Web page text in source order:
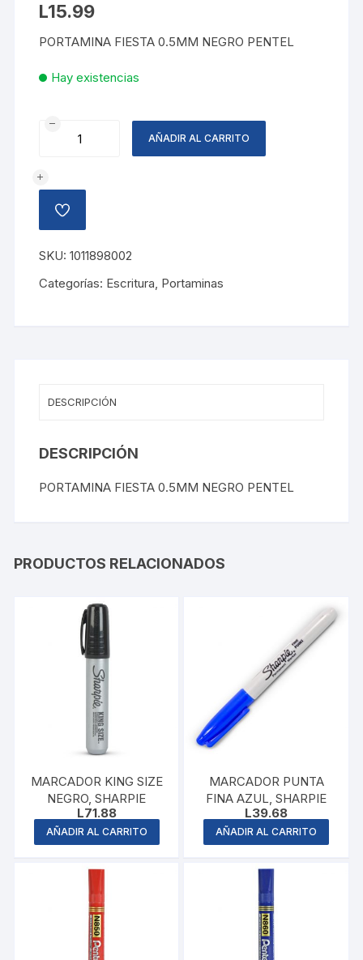
L15.99
PORTAMINA FIESTA 0.5MM NEGRO PENTEL
Hay existencias
PORTAMINA
NEGRO
cantidad
AÑADIR AL CARRITO
AÑADIR
A
LISTA
DE
DESEOS
SKU:1011898002
Categorías: Escritura, Portaminas
DESCRIPCIÓN
DESCRIPCIÓN
PORTAMINA FIESTA 0.5MM NEGRO PENTEL
PRODUCTOS RELACIONADOS
MARCADOR KING SIZE
NEGRO, SHARPIE
L71.88
AÑADIR AL CARRITO
MARCADOR PUNTA
FINA AZUL, SHARPIE
L39.68
AÑADIR AL CARRITO